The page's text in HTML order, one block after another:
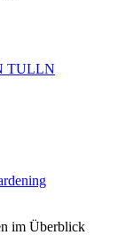
TULLN
im Überblick